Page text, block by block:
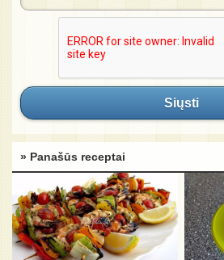
Siųsti
» Panašūs receptai